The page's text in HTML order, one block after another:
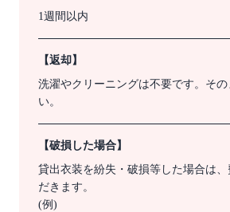
1週間以内
【返却】
洗濯やクリーニングは不要です。その
い。
【破損した場合】
貸出衣装を紛失・破損等した場合は
だきます。
(例)